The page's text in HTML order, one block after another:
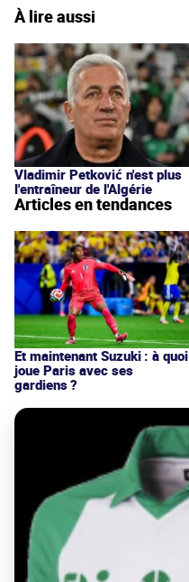
À lire aussi
Vladimir Petković n'est plus
l'entraîneur de l'Algérie
Articles en tendances
Et maintenant Suzuki : à quoi
joue Paris avec ses
gardiens ?